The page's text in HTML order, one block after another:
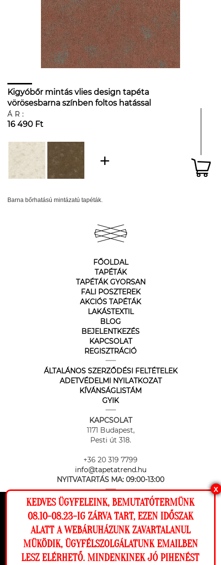
Ez a weboldal cookie-kat használ, hogy a
lehető legjobb élményt nyújtsa honlapunkon.
Beállítások
Kigyóbőr mintás vlies design tapéta
vörösesbarna színben foltos hatással
ÁR:
16 490 Ft
Barna bőrhatású mintázatú tapéták.
FŐOLDAL
TAPÉTÁK
TAPÉTÁK GYORSAN
FALI POSZTEREK
AKCIÓS TAPÉTÁK
LAKÁSTEXTIL
BLOG
BEJELENTKEZÉS
KAPCSOLAT
REGISZTRÁCIÓ
ÁLTALÁNOS SZERZŐDÉSI FELTÉTELEK
ADETVÉDELMI NYILATKOZAT
KÍVÁNSÁGLISTÁM
GYIK
KAPCSOLAT
1171 Budapest,
Pesti út 318.
+36 20 319 7799
info@tapetatrend.hu
NYITVATARTÁS MA: 09:00-13:00
Az online fizetést a Barion Payment Zrt. biztosítja, MNB engedély
száma: H-EN-I-1064/2013
X
KEDVES ÜGYFELEINK, BEMUTATÓTERMÜNK
08.10-08.23-IG ZÁRVA TART, EZEN IDŐSZAK
ALATT A WEBÁRUHÁZUNK ZAVARTALANUL
MÜKÖDIK, ÜGYFÉLSZOLGÁLATUNK EMAILBEN
LESZ ELÉRHETŐ. MINDENKINEK JÓ PIHENÉST